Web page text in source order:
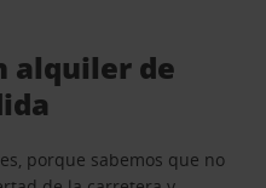
alquiler de
porque sabemos que no